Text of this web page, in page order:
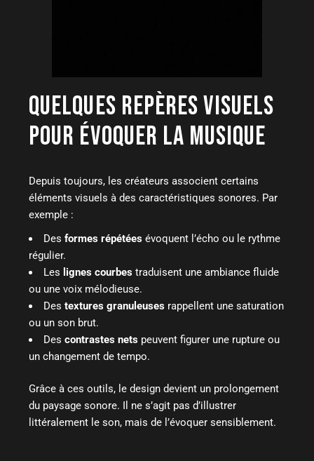
QUELQUES REPÈRES VISUELS
POUR ÉVOQUER LA MUSIQUE
Depuis toujours, les créateurs associent certains
éléments visuels à des caractéristiques sonores. Par
exemple :
Desformes répétées évoquent l’écho ou le rythme
régulier.
Les lignes courbes traduisent une ambiance fluide
ou une voix mélodieuse.
Destextures granuleuses rappellent une saturation
ou un son brut.
Descontrastes nets peuvent figurer une rupture ou
un changement de tempo.
Grâce à ces outils, le design devient un prolongement
du paysage sonore. Il ne s’agit pas d’illustrer
littéralement le son, mais de l’évoquer sensiblement.